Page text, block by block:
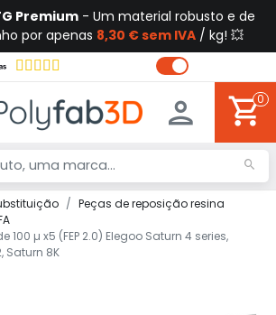
Premium - Um material robusto e de
por apenas 8,30 € sem IVA/ kg! 💥
0
Peças de reposição resina
100 µ x5 (FEP 2.0) Elegoo Saturn 4 series,
Saturn 8K